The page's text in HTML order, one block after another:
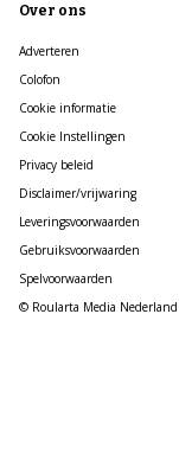
Over ons
Adverteren
Colofon
Cookie informatie
Cookie Instellingen
Privacy beleid
Disclaimer/vrijwaring
Leveringsvoorwaarden
Gebruiksvoorwaarden
Spelvoorwaarden
© Roularta Media Nederland